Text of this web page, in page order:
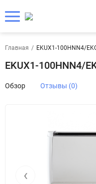
Главная / EKUX1-100HNN4/
EKUX1-100HNN4/
Обзор Отзывы (0)
‹